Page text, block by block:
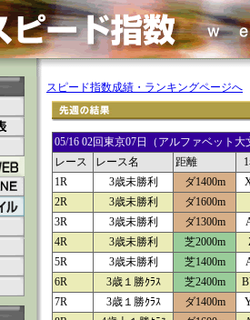
スピード指数成績・ランキングページへ
05/16 02回東京07日（アルファベット
レース
レース名 距離
1R
3歳未勝利 ダ1400m
2R
3歳未勝利
ダ1600m
3R
3歳未勝利 ダ1300m
4R
3歳未勝利 芝2000m
5R
3歳未勝利 芝1400m
6R
3歳１勝ｸﾗｽ 芝2400m
7R
3歳１勝ｸﾗｽ ダ1400m